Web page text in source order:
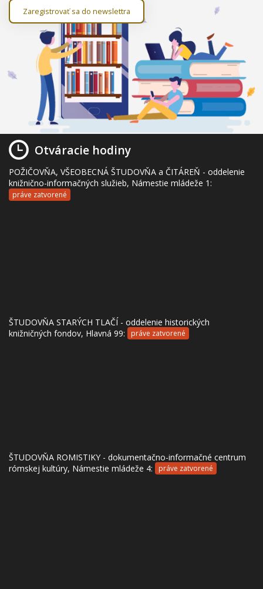
Zaregistrovať sa do newslettra
Otváracie hodiny
POŽIČOVŇA, VŠEOBECNÁ ŠTUDOVŇA a ČITÁREŇ - oddelenie
knižnično-informačných služieb, Námestie mládeže 1:
práve zatvorené
ŠTUDOVŇA STARÝCH TLAČÍ - oddelenie historických
knižničných fondov, Hlavná 99:
práve zatvorené
ŠTUDOVŇA ROMISTIKY - dokumentačno-informačné centrum
rómskej kultúry, Námestie mládeže 4:
práve zatvorené